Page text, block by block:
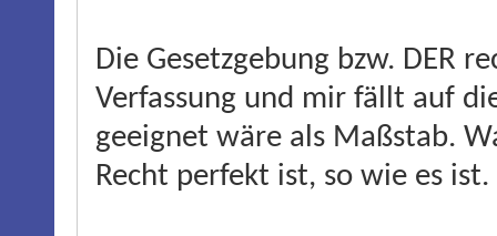
Die Gesetzgebung bzw. DER
Verfassung und mir fällt auf
geeignet wäre als Maßstab.
Recht perfekt ist, so wie es